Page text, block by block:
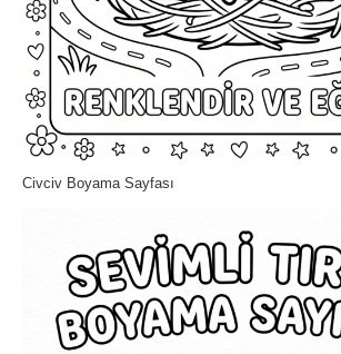
Civciv Boyama Sayfası